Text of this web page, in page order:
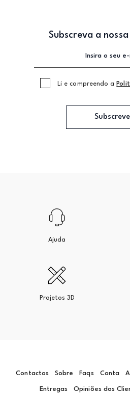
Subscreva a
Li e compreendo a
Ajuda
Projetos 3D
Contactos Sobre Faqs Conta
Entregas Opiniões dos